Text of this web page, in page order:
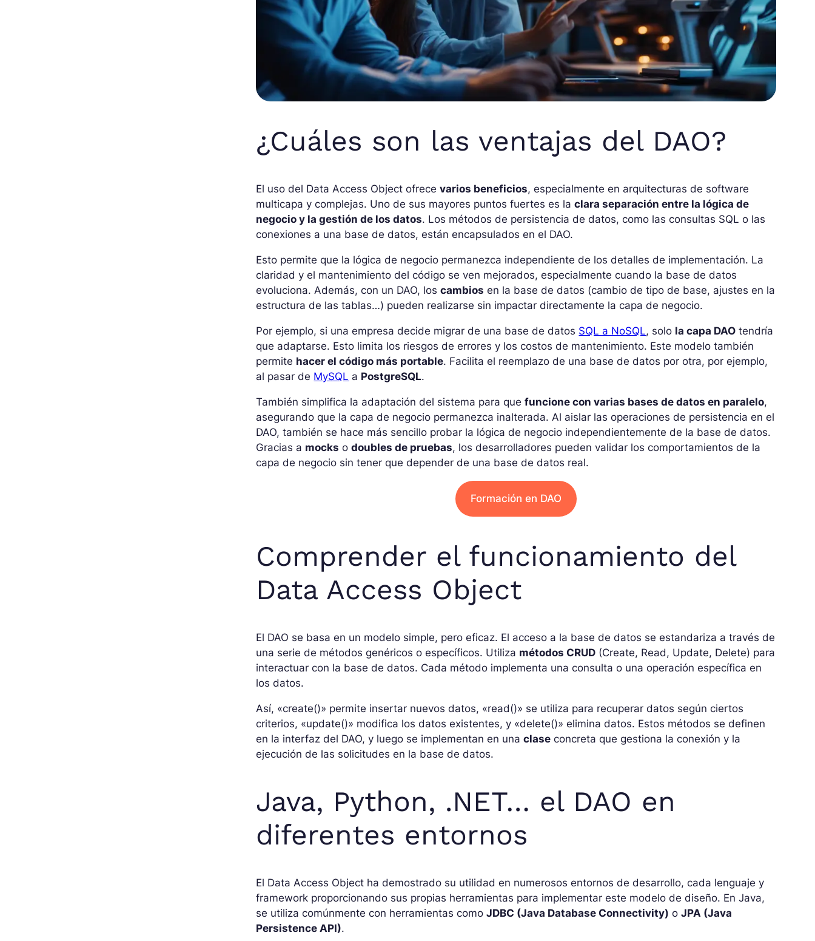
¿Cuáles son las ventajas del DAO?
El uso del Data Access Object ofrecevarios beneficios, especialmente en arquitecturas de software
multicapa y complejas. Uno de sus mayores puntos fuertes es laclara separación entre la lógica de
negocio y la gestión de los datos. Los métodos de persistencia de datos, como las consultas SQL o las
conexiones a una base de datos, están encapsulados en el DAO.
Esto permite que la lógica de negocio permanezca independiente de los detalles de implementación. La
claridad y el mantenimiento del código se ven mejorados, especialmente cuando la base de datos
evoluciona. Además, con un DAO, loscambios en la base de datos (cambio de tipo de base, ajustes en la
estructura de las tablas…) pueden realizarse sin impactar directamente la capa de negocio.
Por ejemplo, si una empresa decide migrar de una base de datos SQL a NoSQL, solo la capa DAO tendría
que adaptarse. Esto limita los riesgos de errores y los costos de mantenimiento. Este modelo también
permite hacer el código más portable. Facilita el reemplazo de una base de datos por otra, por ejemplo,
al pasar de MySQL a PostgreSQL.
También simplifica la adaptación del sistema para quefuncione con varias bases de datos en paralelo,
asegurando que la capa de negocio permanezca inalterada. Al aislar las operaciones de persistencia en el
DAO, también se hace más sencillo probar la lógica de negocio independientemente de la base de datos.
Gracias a mocks odoubles de pruebas, los desarrolladores pueden validar los comportamientos de la
capa de negocio sin tener que depender de una base de datos real.
Formación en DAO
Comprender el funcionamiento del
Data Access Object
El DAO se basa en un modelo simple, pero eficaz. El acceso a la base de datos se estandariza a través de
una serie de métodos genéricos o específicos. Utiliza métodos CRUD (Create, Read, Update, Delete) para
interactuar con la base de datos. Cada método implementa una consulta o una operación específica en
los datos.
Así, «create()» permite insertar nuevos datos, «read()» se utiliza para recuperar datos según ciertos
criterios, «update()» modifica los datos existentes, y «delete()» elimina datos. Estos métodos se definen
en la interfaz del DAO, y luego se implementan en unaclase concreta que gestiona la conexión y la
ejecución de las solicitudes en la base de datos.
Java, Python, .NET… el DAO en
diferentes entornos
El Data Access Object ha demostrado su utilidad en numerosos entornos de desarrollo, cada lenguaje y
framework proporcionando sus propias herramientas para implementar este modelo de diseño. En Java,
se utiliza comúnmente con herramientas comoJDBC (Java Database Connectivity) oJPA (Java
Persistence API).